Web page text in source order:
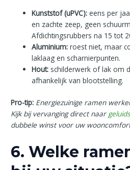
Kunststof (uPVC): eens per
en zachte zeep, geen
Afdichtingsrubbers na 15 tot
Aluminium: roest niet, maar
laklaag en scharnierpunten.
Hout: schilderwerk of lak om
afhankelijk van blootstelling.
Pro-tip: Energiezuinige ramen
Kijk bij vervanging direct naar
dubbele winst voor uw
6. Welke